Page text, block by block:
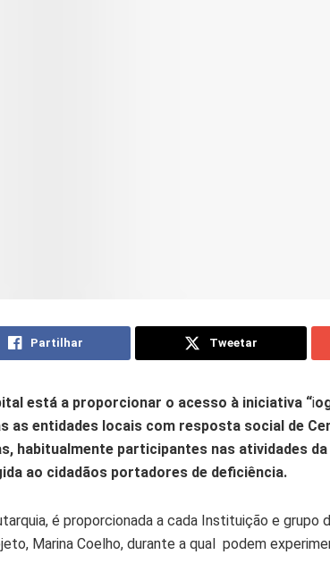
Partilhar Tweetar
está a proporcionar o acesso à iniciativa “i
as entidades locais com resposta social de
habitualmente participantes nas atividades da
ao cidadãos portadores de deficiência.
é proporcionada a cada Instituição e grupo
Marina Coelho, durante a qual podem